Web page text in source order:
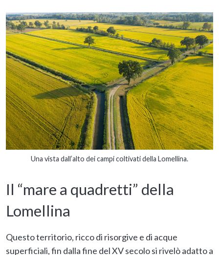
Una vista dall’alto dei campi coltivati della Lomellina.
Il “mare a quadretti” della
Lomellina
Questo territorio, ricco di risorgive e di acque
superficiali, fin dalla fine del XV secolo si rivelò adatto a